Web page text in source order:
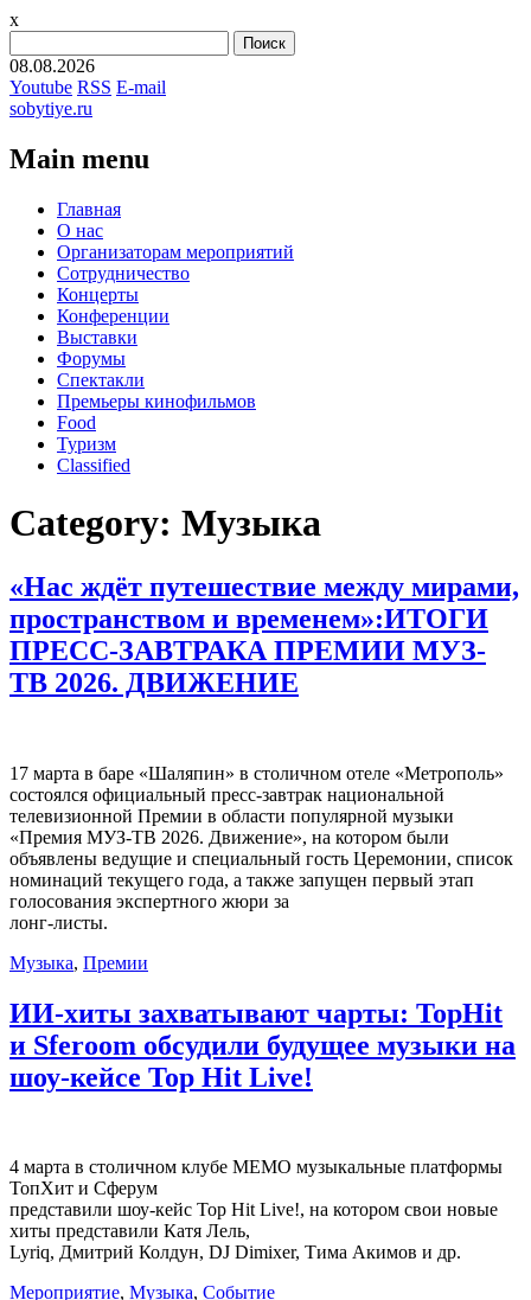
x
08.08.2026
Youtube RSS E-mail
sobytiye.ru
Main menu
Skip
content
Главная
О нас
Организаторам мероприятий
Сотрудничество
Концерты
Конференции
Выставки
Форумы
Спектакли
Премьеры кинофильмов
Food
Туризм
Сlassified
Category: Музыка
«Нас ждёт путешествие между мирами,
пространством и временем»:ИТОГИ
ПРЕСС-ЗАВТРАКА ПРЕМИИ МУЗ-
ТВ 2026. ДВИЖЕНИЕ
17 марта в баре «Шаляпин» в столичном отеле «Метрополь»
состоялся официальный пресс-завтрак национальной
телевизионной Премии в области популярной музыки
«Премия МУЗ-ТВ 2026. Движение», на котором были
объявлены ведущие и специальный гость Церемонии, список
номинаций текущего года, а также запущен первый этап
голосования экспертного жюри за
лонг-листы.
Музыка, Премии
ИИ-хиты захватывают чарты: TopHit
и Sferoom обсудили будущее музыки на
шоу-кейсе Top Hit Live!
4 марта в столичном клубе MEMO музыкальные платформы
ТопХит и Сферум
представили шоу-кейс Top Hit Live!, на котором свои новые
хиты представили Катя Лель,
Lyriq, Дмитрий Колдун, DJ Dimixer, Тима Акимов и др.
Мероприятие, Музыка, Событие